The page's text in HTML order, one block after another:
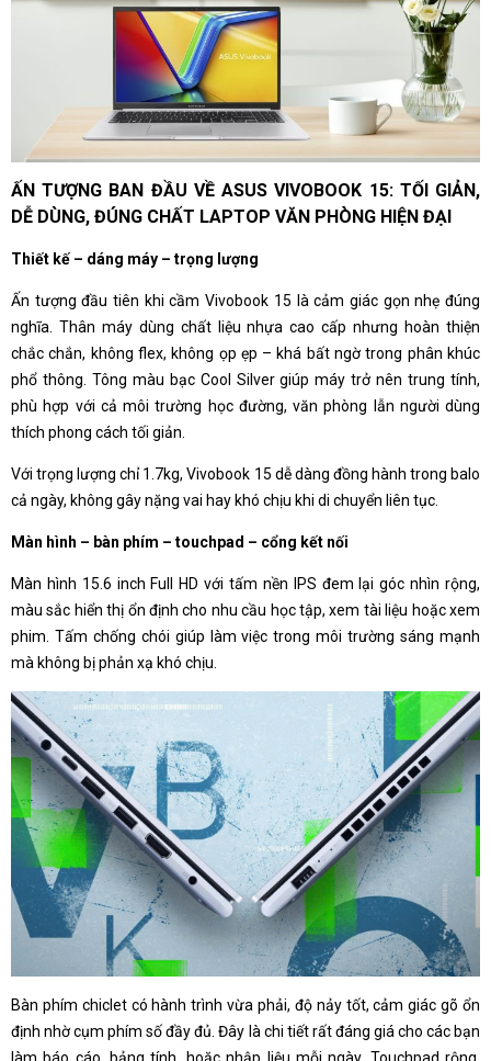
ẤN TƯỢNG BAN ĐẦU VỀ ASUS VIVOBOOK 15: TỐI GIẢN,
DỄ DÙNG, ĐÚNG CHẤT LAPTOP VĂN PHÒNG HIỆN ĐẠI
Thiết kế – dáng máy – trọng lượng
Ấn tượng đầu tiên khi cầm Vivobook 15 là cảm giác gọn nhẹ đúng
nghĩa. Thân máy dùng chất liệu nhựa cao cấp nhưng hoàn thiện
chắc chắn, không flex, không ọp ẹp – khá bất ngờ trong phân khúc
phổ thông. Tông màu bạc Cool Silver giúp máy trở nên trung tính,
phù hợp với cả môi trường học đường, văn phòng lẫn người dùng
thích phong cách tối giản.
Với trọng lượng chỉ 1.7kg, Vivobook 15 dễ dàng đồng hành trong balo
cả ngày, không gây nặng vai hay khó chịu khi di chuyển liên tục.
Màn hình – bàn phím – touchpad – cổng kết nối
Màn hình 15.6 inch Full HD với tấm nền IPS đem lại góc nhìn rộng,
màu sắc hiển thị ổn định cho nhu cầu học tập, xem tài liệu hoặc xem
phim. Tấm chống chói giúp làm việc trong môi trường sáng mạnh
mà không bị phản xạ khó chịu.
Bàn phím chiclet có hành trình vừa phải, độ nảy tốt, cảm giác gõ ổn
định nhờ cụm phím số đầy đủ. Đây là chi tiết rất đáng giá cho các bạn
làm báo cáo, bảng tính, hoặc nhập liệu mỗi ngày. Touchpad rộng,